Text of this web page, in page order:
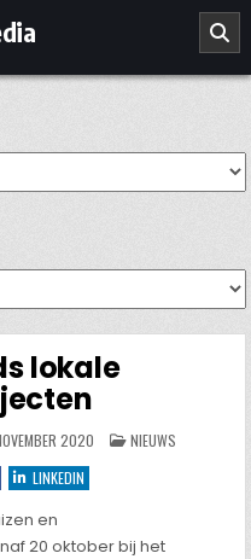
lokale
2020 GEPLAATST
IN
NIEUWS
LINKEDIN
en
20 oktober bij het